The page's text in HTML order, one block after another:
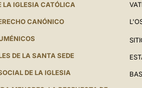
LA IGLESIA CATÓLICA
CANÓNICO
DE LA SANTA SEDE
DE LA IGLESIA